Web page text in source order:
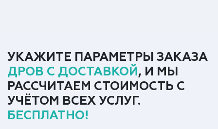
УКАЖИТЕ ПАРАМЕТРЫ ЗАКАЗА
ДРОВ С ДОСТАВКОЙ , И МЫ
РАССЧИТАЕМ СТОИМОСТЬ С
УЧЁТОМ ВСЕХ УСЛУГ.
БЕСПЛАТНО!